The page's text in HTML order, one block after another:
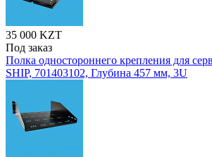
35 000 KZT
Под заказ
Полка одностороннего крепления для
SHIP, 701403102, Глубина 457 мм, 3U